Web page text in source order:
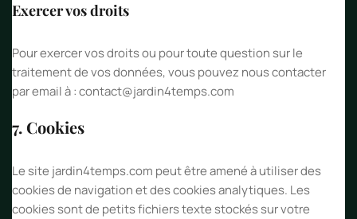
Exercer vos droits
Pour exercer vos droits ou pour toute question sur le
traitement de vos données, vous pouvez nous contacter
par email à : contact@jardin4temps.com
7. Cookies
Le site jardin4temps.com peut être amené à utiliser des
cookies de navigation et des cookies analytiques. Les
cookies sont de petits fichiers texte stockés sur votre